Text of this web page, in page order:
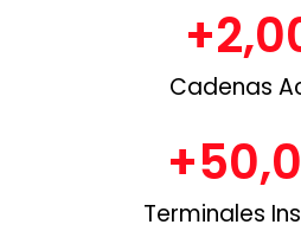
Cadenas
+
Terminales
+